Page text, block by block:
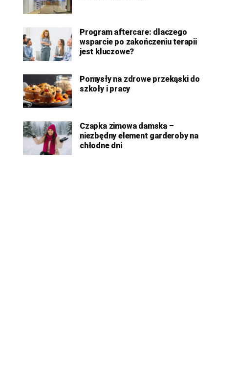
Program aftercare: dlaczego
wsparcie po zakończeniu terapii
jest kluczowe?
Pomysły na zdrowe przekąski do
szkoły i pracy
Czapka zimowa damska –
niezbędny element garderoby na
chłodne dni